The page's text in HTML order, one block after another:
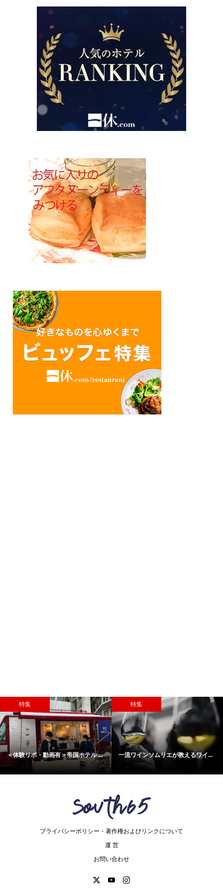
特集
＜体験リポ・動画有＞帝国ホテル ...
特集
一流ワインソムリエが教えるワイ...
プライバシーポリシー・著作権およびリンクについて
運 営
お問い合わせ